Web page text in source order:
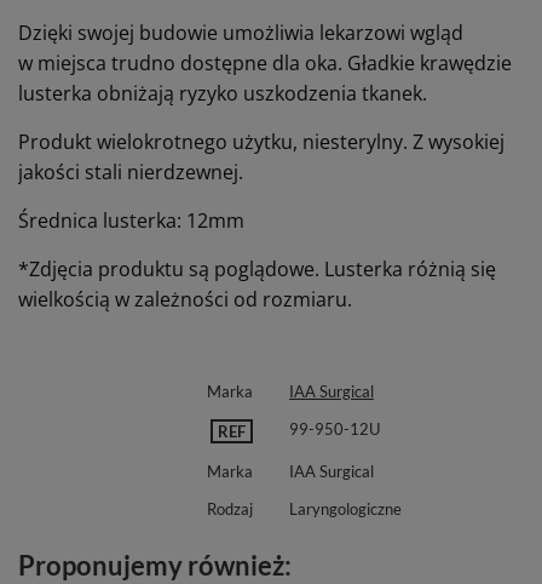
Dzięki swojej budowie umożliwia lekarzowi wgląd
w miejsca trudno dostępne dla oka. Gładkie krawędzie
lusterka obniżają ryzyko uszkodzenia tkanek.
Produkt wielokrotnego użytku, niesterylny. Z wysokiej
jakości stali nierdzewnej.
Średnica lusterka: 12mm
*Zdjęcia produktu są poglądowe. Lusterka różnią się
wielkością w zależności od rozmiaru.
Marka IAA Surgical
REF 99-950-12U
Marka
IAA Surgical
Rodzaj
Laryngologiczne
Proponujemy również: